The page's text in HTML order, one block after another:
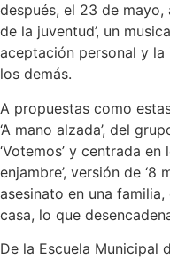
después, el 23 de mayo,
de la juventud’, un
aceptación personal y
los demás.
A propuestas como
‘A mano alzada’, del
‘Votemos’ y centrada
enjambre’, versión de ‘8
asesinato en una
casa, lo que
De la Escuela Municipal